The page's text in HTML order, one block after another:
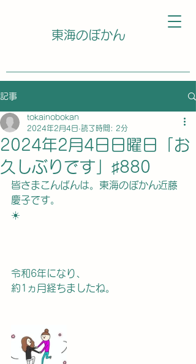
東海のぼかん
記事
2024年2月4日日曜日「お
久しぶりです」♯880
tokainobokan
2024年2月4日 読了時間: 2分
皆さまこんばんは。東海のぼかん近藤
慶子です。
☀️
令和6年になり、
約1ヵ月経ちましたね。